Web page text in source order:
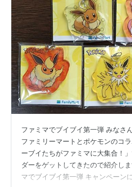
ファミマでブイブイ第一弾 みなさ
ファミリーマートとポケモンのコ
ーブイたちがファミマに大集合！
ダーをゲットしてきたので紹介し
マでブイブイ第一弾 キャンペーン